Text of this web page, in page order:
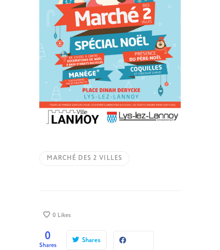
MARCHÉ DES 2 VILLES
0 Likes
0
Shares
Shares